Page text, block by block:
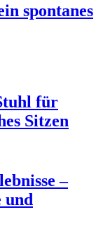
spontanes
für
Sitzen
–
und